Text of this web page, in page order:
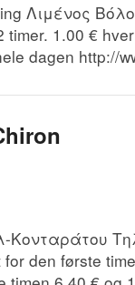
Λιμένος
1.00 €
dagen http://
Κονταράτου
den første